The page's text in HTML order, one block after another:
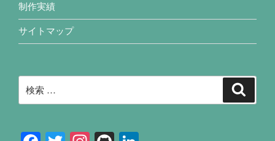
制作実績
サイトマップ
索: